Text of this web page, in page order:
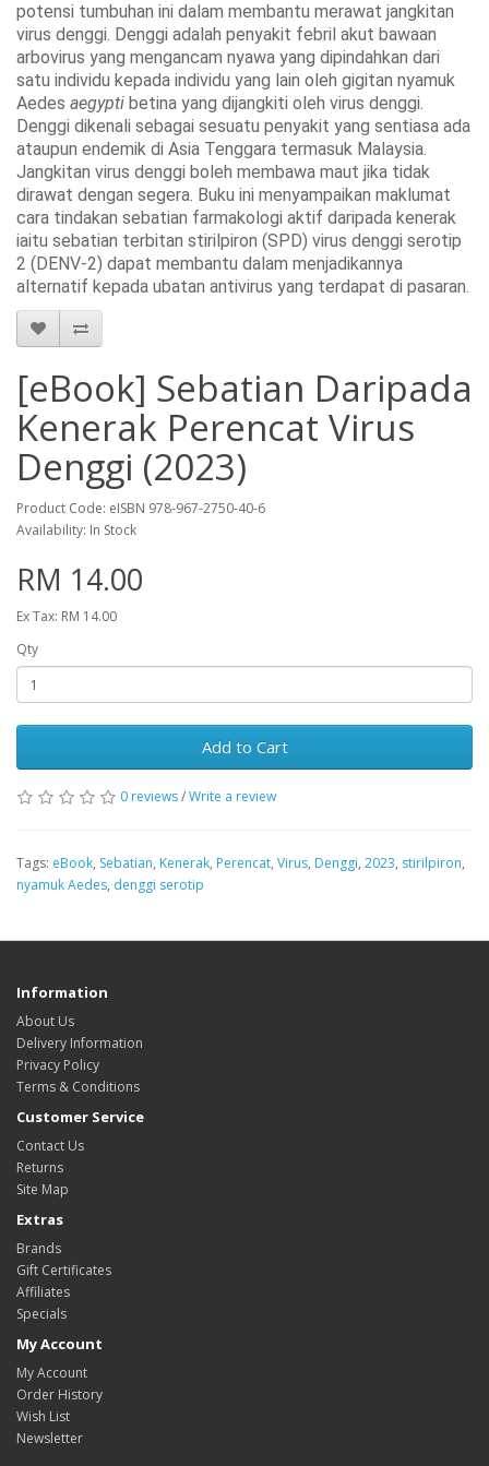
potensi tumbuhan ini dalam membantu merawat jangkitan
virus denggi. Denggi adalah penyakit febril akut bawaan
arbovirus yang mengancam nyawa yang dipindahkan dari
satu individu kepada individu yang lain oleh gigitan nyamuk
Aedes aegypti betina yang dijangkiti oleh virus denggi.
Denggi dikenali sebagai sesuatu penyakit yang sentiasa ada
ataupun endemik di Asia Tenggara termasuk Malaysia.
Jangkitan virus denggi boleh membawa maut jika tidak
dirawat dengan segera. Buku ini menyampaikan maklumat
cara tindakan sebatian farmakologi aktif daripada kenerak
iaitu sebatian terbitan stirilpiron (SPD) virus denggi serotip
2 (DENV-2) dapat membantu dalam menjadikannya
[eBook] Sebatian Daripada
Kenerak Perencat Virus
Denggi (2023)
Product Code: eISBN 978-967-2750-40-6
Availability: In Stock
RM 14.00
Ex Tax: RM 14.00
Qty
Add to Cart
0 reviews/Write a review
Tags: eBook, Sebatian, Kenerak, Perencat, Virus, Denggi, 2023, stirilpiron,
nyamuk Aedes, denggi serotip
Information
About Us
Delivery Information
Privacy Policy
Terms & Conditions
Customer Service
Contact Us
Returns
Site Map
Extras
Brands
Gift Certificates
Affiliates
Specials
My Account
My Account
Order History
Wish List
Newsletter